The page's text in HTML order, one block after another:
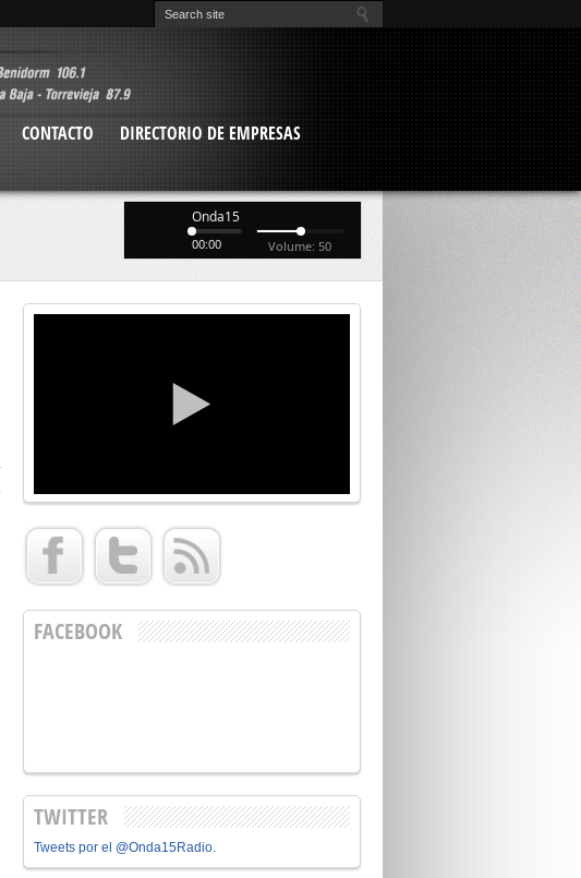
CONTACTO
DIRECTORIO DE EMPRESAS
Onda15
00:00 Volume: 50
FACEBOOK
TWITTER
Tweets por el @Onda15Radio.